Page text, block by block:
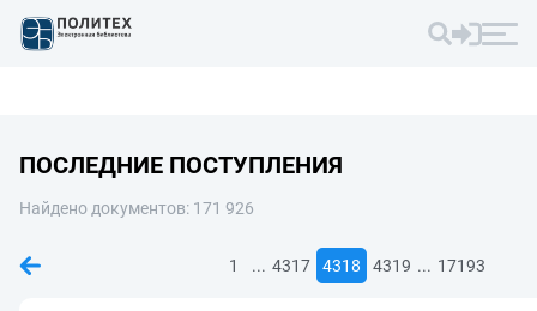
ПОСЛЕДНИЕ ПОСТУПЛЕНИЯ
Найдено документов: 171 926
1 ... 4317 4318 4319 ... 17193